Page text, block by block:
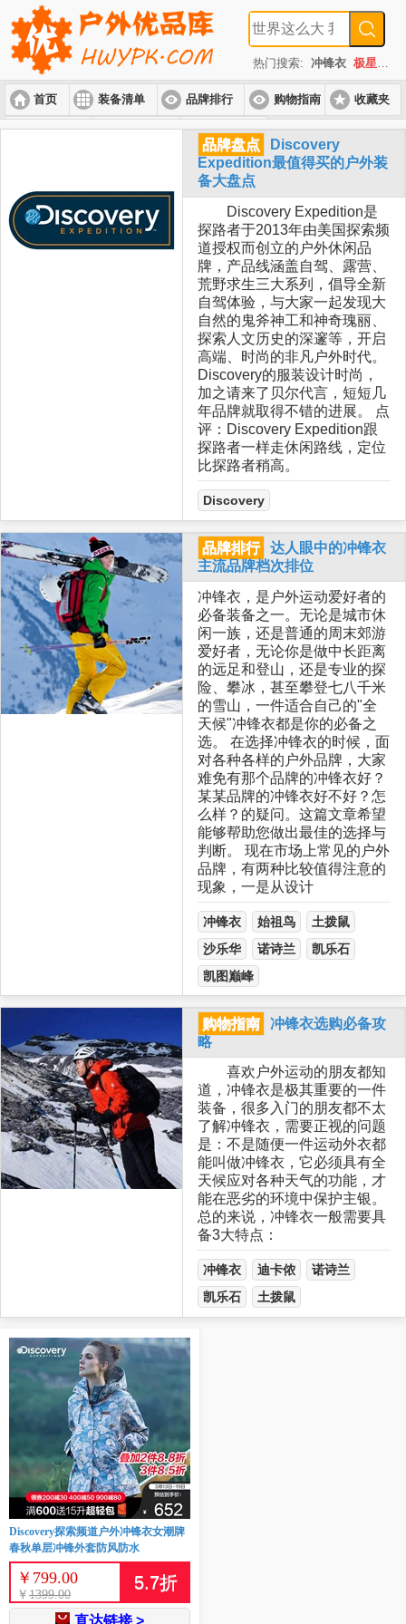
热门搜索: 冲锋衣 极星
首页 装备清单 品牌排行 购物指南
入门套装 进阶套装 高端套装
收藏夹
品牌盘点
Discovery
Expedition最值得买的户外装
备大盘点
Discovery Expedition是
探路者于2013年由美国探索频
道授权而创立的户外休闲品
牌，产品线涵盖自驾、露营、
荒野求生三大系列，倡导全新
自驾体验，与大家一起发现大
自然的鬼斧神工和神奇瑰丽、
探索人文历史的深邃等，开启
高端、时尚的非凡户外时代。
Discovery的服装设计时尚，
加之请来了贝尔代言，短短几
年品牌就取得不错的进展。 点
评：Discovery Expedition跟
探路者一样走休闲路线，定位
比探路者稍高。
Discovery
品牌排行
达人眼中的冲锋衣
主流品牌档次排位
冲锋衣，是户外运动爱好者的
必备装备之一。无论是城市休
闲一族，还是普通的周末郊游
爱好者，无论你是做中长距离
的远足和登山，还是专业的探
险、攀冰，甚至攀登七八千米
的雪山，一件适合自己的"全
天候"冲锋衣都是你的必备之
选。 在选择冲锋衣的时候，面
对各种各样的户外品牌，大家
难免有那个品牌的冲锋衣好？
某某品牌的冲锋衣好不好？怎
么样？的疑问。这篇文章希望
能够帮助您做出最佳的选择与
判断。 现在市场上常见的户外
品牌，有两种比较值得注意的
现象，一是从设计
冲锋衣 始祖鸟
土拨鼠
沙乐华
诺诗兰
凯乐石
凯图巅峰
购物指南
冲锋衣选购必备攻
略
喜欢户外运动的朋友都知
道，冲锋衣是极其重要的一件
装备，很多入门的朋友都不太
了解冲锋衣，需要正视的问题
是：不是随便一件运动外衣都
能叫做冲锋衣，它必须具有全
天候应对各种天气的功能，才
能在恶劣的环境中保护主银。
总的来说，冲锋衣一般需要具
备3大特点：
冲锋衣 迪卡侬
诺诗兰
凯乐石
土拨鼠
Discovery探索频道户外冲锋衣女潮牌
春秋单层冲锋外套防风防水
￥ 799.00
￥ 1399.00
5.7折
直达链接 >